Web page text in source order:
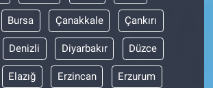
Bursa Çanakkale Çankırı
Denizli Diyarbakır Düzce
Elazığ Erzincan Erzurum